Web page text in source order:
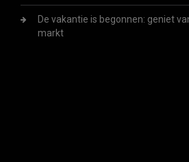
De vakantie is begonnen: geniet
markt